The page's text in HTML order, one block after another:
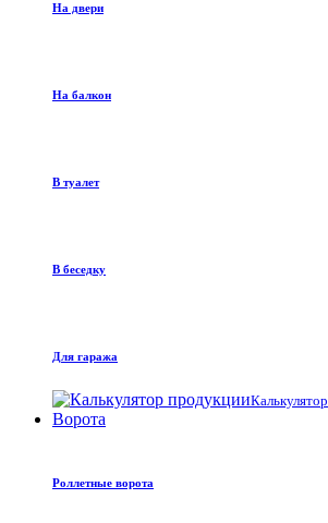
На двери
На балкон
В туалет
В беседку
Для гаража
Калькулятор
Ворота
Роллетные ворота